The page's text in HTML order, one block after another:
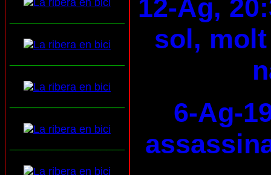
12-Ag,
sol,
6-Ag-